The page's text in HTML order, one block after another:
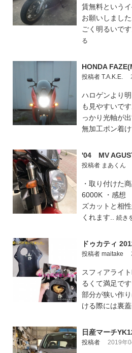
賃無料という
お願いしまし
ごく明るいで
る
HONDA
投稿者 T.A.K.E.
ハロゲンより
も見やすいで
っかり光軸が
無加工ポン着け
'04 MV
投稿者 まあくん
・取り付け
6000K ・感想
ズカットと相
くれます.. 続き
ドゥカティ
投稿者 maitake
スフィアライ
るくて満足で
部分が狭い作
ける際には裏
日産マーチ
投稿者 2019年